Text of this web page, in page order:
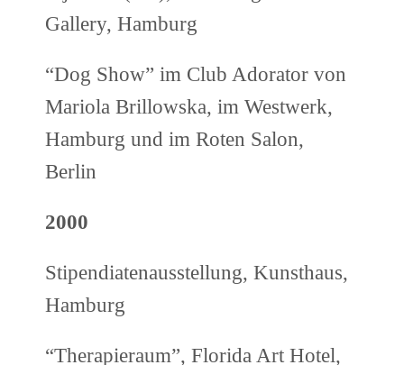
Gallery, Hamburg
“Dog Show” im Club Adorator von
Mariola Brillowska, im Westwerk,
Hamburg und im Roten Salon,
Berlin
2000
Stipendiatenausstellung, Kunsthaus,
Hamburg
“Therapieraum”, Florida Art Hotel,